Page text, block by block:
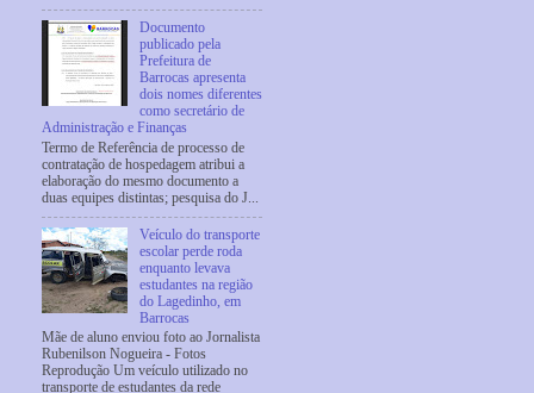
Documento
publicado pela
Prefeitura de
Barrocas apresenta
dois nomes diferentes
como secretário de
Administração e Finanças
Termo de Referência de processo de
contratação de hospedagem atribui a
elaboração do mesmo documento a
duas equipes distintas; pesquisa do J...
Veículo do transporte
escolar perde roda
enquanto levava
estudantes na região
do Lagedinho, em
Barrocas
Mãe de aluno enviou foto ao Jornalista
Rubenilson Nogueira - Fotos
Reprodução Um veículo utilizado no
transporte de estudantes da rede